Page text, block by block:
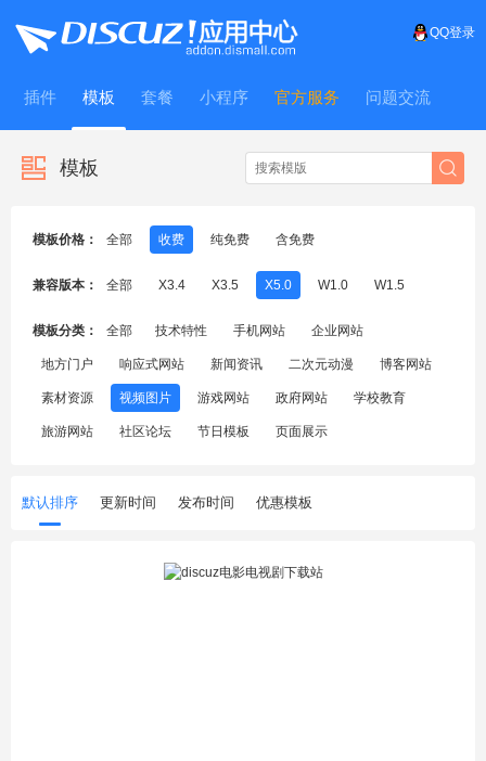
QQ登录
插件 模板 套餐 小程序 官方服务 问题交流
WitFrame
模板
模板价格： 全部 收费 纯免费 含免费
兼容版本： 全部 X3.4 X3.5 X5.0 W1.0 W1.5
模板分类： 全部 技术特性 手机网站 企业网站
地方门户 响应式网站 新闻资讯 二次元动漫 博客网站
素材资源 视频图片 游戏网站 政府网站 学校教育
旅游网站 社区论坛 节日模板 页面展示
默认排序 更新时间 发布时间 优惠模板